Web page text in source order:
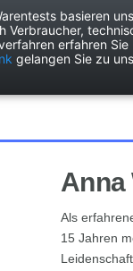
Haushalt
Anna
Als
15 Jahren
basieren
erfahren Sie
gelangen Sie zu